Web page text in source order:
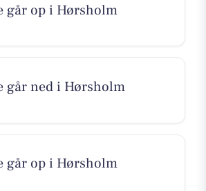
går op i Hørsholm
går ned i Hørsholm
går op i Hørsholm